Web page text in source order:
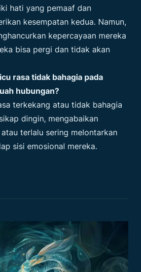
hati yang pemaaf dan
kesempatan kedua. Namun,
kepercayaan mereka
bisa pergi dan tidak akan
rasa tidak bahagia pada
hubungan?
terkekang atau tidak bahagia
dingin, mengabaikan
terlalu sering melontarkan
sisi emosional mereka.